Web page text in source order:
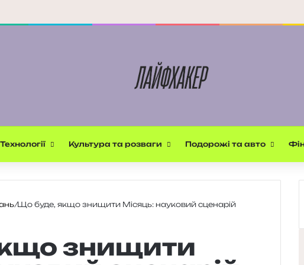
Технології Культура та розваги Подорожі та авто
/Що буде, якщо знищити Місяць: науковий сценарій
знищити